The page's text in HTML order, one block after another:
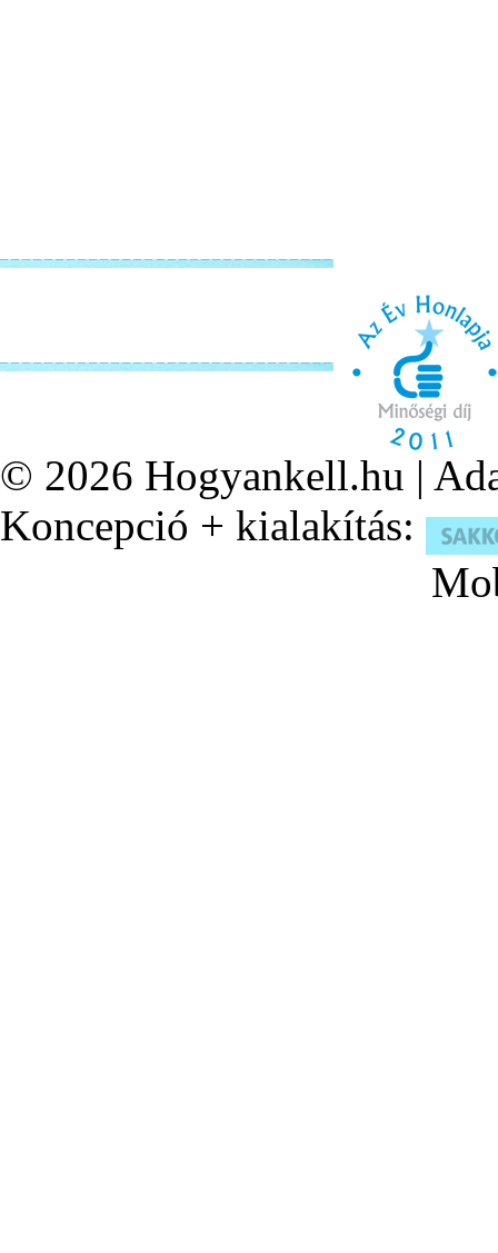
© 2026 Hogyankell.hu |
Koncepció + kialakítás: